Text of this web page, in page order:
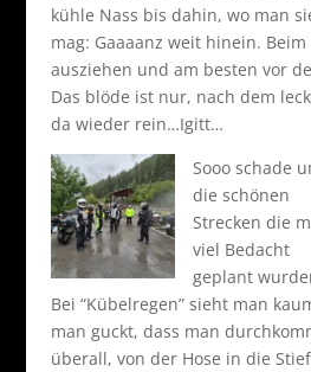
kühle Nass bis dahin, wo man
mag: Gaaaanz weit hinein.
ausziehen und am besten vor
Das blöde ist nur, nach dem
da wieder rein…Igitt…
Sooo schade
die schönen
Strecken die
viel Bedacht
geplant
Bei “Kübelregen” sieht man
man guckt, dass man
überall, von der Hose in die